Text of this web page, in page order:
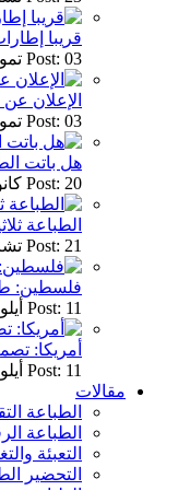
قريبا
Post: 03 تموز/يوليو 2017
الإعلان عن
Post: 03 تموز/يوليو 2017
هل باتت
Post: 20 كانون2/يناير 2016
الطباعة
Post: 21 تشرين2/نوفمبر 2015
فلسطين:
Post: 11 أيلول/سبتمبر 2015
أمريكا:
Post: 11 أيلول/سبتمبر 2015
مقالات
الطباعة
الطباعة
التعبئة
التحضير